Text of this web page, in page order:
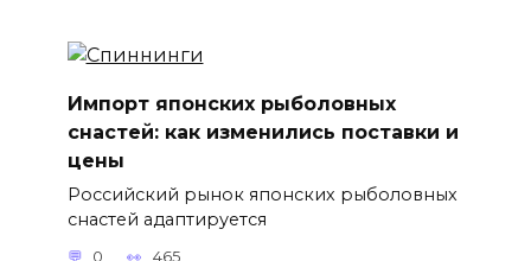
Импорт японских рыболовных
снастей: как изменились поставки и
цены
Российский рынок японских рыболовных
снастей адаптируется
0 465